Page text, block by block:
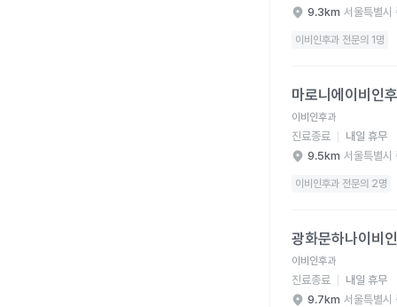
9.3km 서울특별시
이비인후과 전문의 1명
마로니에이비인
이비인후과
진료종료
내일 휴무
9.5km 서울특별시
이비인후과 전문의 2명
광화문하나이비
이비인후과
진료종료
내일 휴무
9.7km 서울특별시